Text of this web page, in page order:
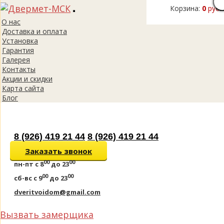
Корзина: 0 руб.
Toggle
О нас
Доставка и оплата
Установка
Гарантия
Галерея
Контакты
Акции и скидки
Карта сайта
Блог
8 (926) 419 21 44 8 (926) 419 21 44
Заказать звонок
пн-пт с 800до 2300
сб-вс с 900до 2300
dveritvoidom@gmail.com
Вызвать замерщика